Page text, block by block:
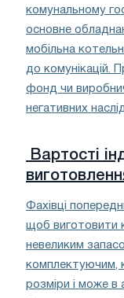
комунальному
основне
мобільна
до комунікацій.
фонд чи
негативних
Вартості
Фахівці
щоб виготовити
невеликим
комплектуючим,
розміри і може